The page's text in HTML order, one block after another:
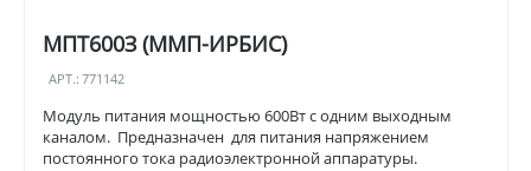
МПТ600З (ММП-ИРБИС)
АРТ.: 771142
Модуль питания мощностью 600Вт с одним выходным
каналом. Предназначен для питания напряжением
постоянного тока радиоэлектронной аппаратуры.